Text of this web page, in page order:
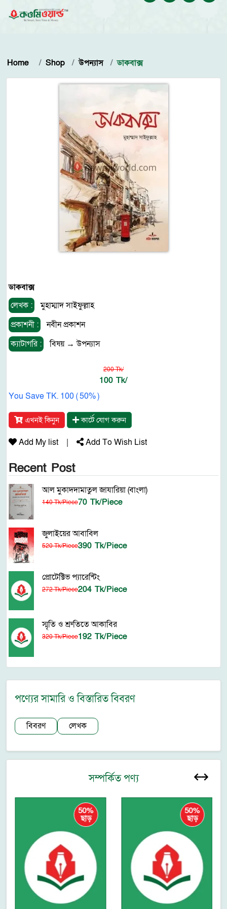
Home Shop উপন্যাস ডাকবাক্স
ডাকবাক্স
লেখক :
মুহাম্মাদ সাইফুল্লাহ
প্রকাশনী :
নবীন প্রকাশন
ক্যাটাগরি :
বিষয়→উপন্যাস
200 Tk/
100 Tk/
You Save TK. 100 ( 50% )
এখনই কিনুন কার্টে যোগ করুন
Add My list | Add To Wish List
Recent Post
আল মুকাদদামাতুল জাযারিয়া (বাংলা)
140 Tk/Piece70 Tk/Piece
জুলাইয়ের আবাবিল
520 Tk/Piece390 Tk/Piece
প্রোটেক্টিভ প্যারেন্টিং
272 Tk/Piece204 Tk/Piece
স্মৃতি ও শ্রুতিতে আকাবির
320 Tk/Piece192 Tk/Piece
পণ্যের সামারি ও বিস্তারিত বিবরণ
বিবরণ লেখক
সম্পর্কিত পণ্য
50%
ছাড়
50%
ছাড়